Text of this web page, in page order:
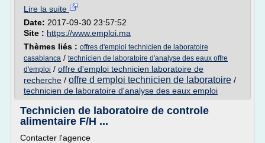
Lire la suite
Date: 2017-09-30 23:57:52
Site : https://www.emploi.ma
Thèmes liés : offres d'emploi technicien de laboratoire
casablanca / technicien de laboratoire d'analyse des eaux offre
d'emploi / offre d'emploi technicien laboratoire de
recherche / offre d emploi technicien de laboratoire /
technicien de laboratoire d'analyse des eaux emploi
Technicien de laboratoire de controle
alimentaire F/H ...
Contacter l'agence